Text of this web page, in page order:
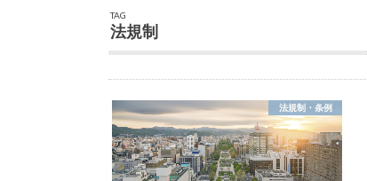
TAG
法規制
法規制・条例